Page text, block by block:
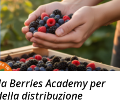
Berries Academy per
distribuzione